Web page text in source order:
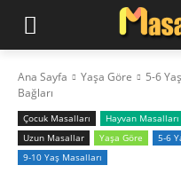
Ana Sayfa Yaşa Göre 5-6
Bağları
‍Çocuk Masalları Hayvan Masalları
Uzun Masallar
Yaşa Göre 5-6
9-10 Yaş Masalları